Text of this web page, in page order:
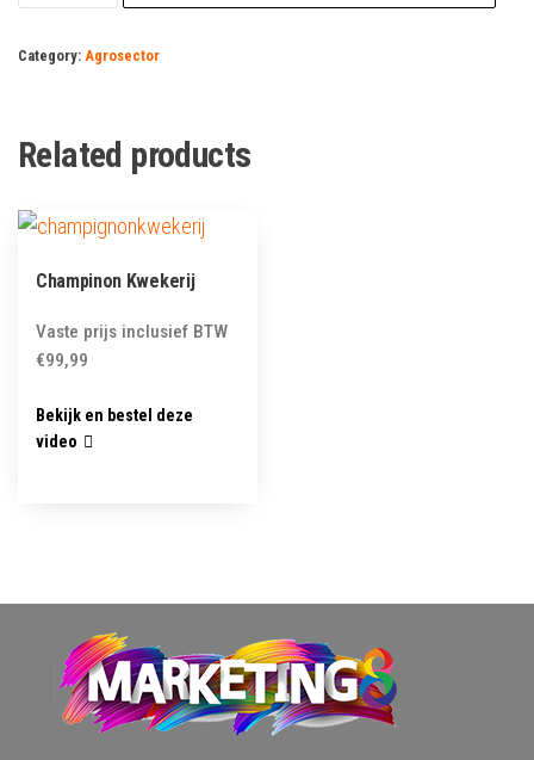
Category: Agrosector
Related products
Champinon Kwekerij
Vaste prijs inclusief BTW
€99,99
Bekijk en bestel deze
video